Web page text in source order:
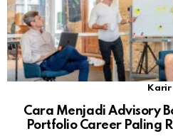
Karir
Cara Menjadi Advisory
Portfolio Career Paling